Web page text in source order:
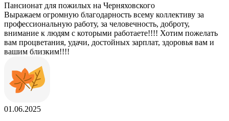
Пансионат для пожилых на Черняховского
Выражаем огромную благодарность всему коллективу за
профессиональную работу, за человечность, доброту,
внимание к людям с которыми работаете!!!! Хотим пожелать
вам процветания, удачи, достойных зарплат, здоровья вам и
вашим близким!!!!
01.06.2025